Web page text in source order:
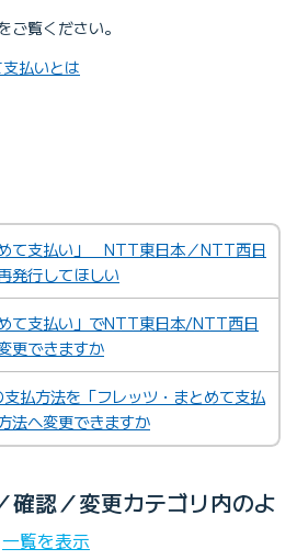
ご覧ください。
払いとは
めて支払い」 NTT東日本／NTT西日
発行してほしい
めて支払い」でNTT東日本/NTT西日
更できますか
支払方法を「フレッツ・まとめて支払
法へ変更できますか
確認／変更カテゴリ内のよ
一覧を表示